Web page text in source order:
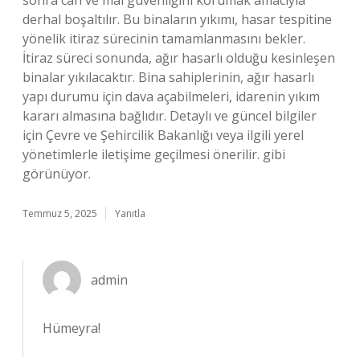
derhal boşaltılır. Bu binaların yıkımı, hasar tespitine
yönelik itiraz sürecinin tamamlanmasını bekler.
İtiraz süreci sonunda, ağır hasarlı olduğu kesinleşen
binalar yıkılacaktır. Bina sahiplerinin, ağır hasarlı
yapı durumu için dava açabilmeleri, idarenin yıkım
kararı almasına bağlıdır. Detaylı ve güncel bilgiler
için Çevre ve Şehircilik Bakanlığı veya ilgili yerel
yönetimlerle iletişime geçilmesi önerilir. gibi
görünüyor.
Temmuz 5, 2025 Yanıtla
admin
Hümeyra!